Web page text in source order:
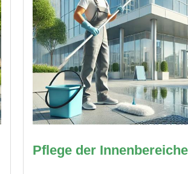
Pflege der